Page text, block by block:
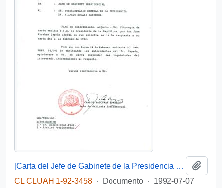
[Carta del Jefe de Gabinete de la Presidencia a Subsecretario General de la Presidencia]
CL CLUAH 1-92-3458 · Documento · 1992-07-07